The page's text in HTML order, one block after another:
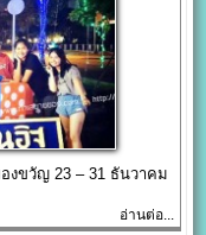
งขวัญ 23 – 31 ธันวาคม
อ่านต่อ...